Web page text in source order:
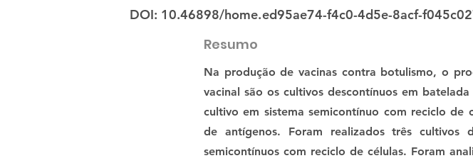
DOI: 10.46898/home.ed95ae74-f4c0-4d5e-8acf-
Resumo
Na produção de vacinas contra botulismo, o
vacinal são os cultivos descontínuos em
cultivo em sistema semicontínuo com reciclo
de antígenos. Foram realizados três cultivos
semicontínuos com reciclo de células. Foram